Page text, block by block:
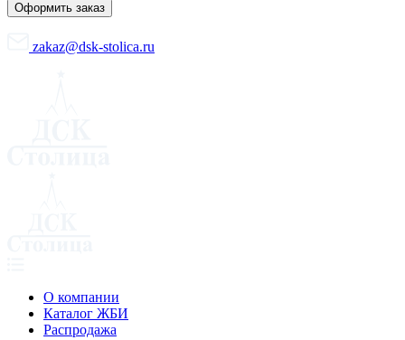
Оформить заказ
zakaz@dsk-stolica.ru
О компании
Каталог ЖБИ
Распродажа